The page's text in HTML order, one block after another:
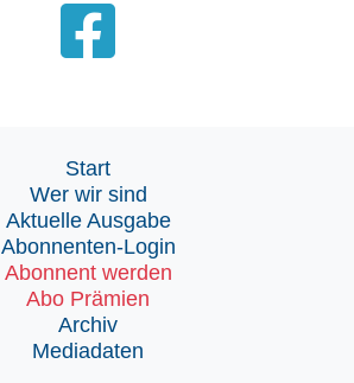
Start
Wer wir sind
Aktuelle Ausgabe
Abonnenten-Login
Abonnent werden
Abo Prämien
Archiv
Mediadaten